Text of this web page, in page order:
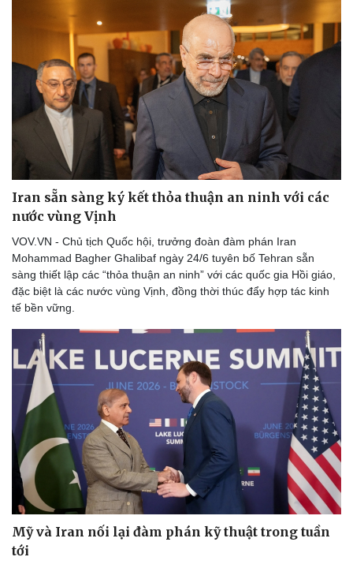
Bóng đá
Lịch thi đấu bóng đá
Thế giới thể thao
eSports
Hậu trường
Ô tô - Xe máy
Ô tô
Iran sẵn sàng ký kết thỏa thuận an ninh với các
nước vùng Vịnh
VOV.VN - Chủ tịch Quốc hội, trưởng đoàn đàm phán Iran
Mohammad Bagher Ghalibaf ngày 24/6 tuyên bố Tehran sẵn
sàng thiết lập các “thỏa thuận an ninh” với các quốc gia Hồi giáo,
đặc biệt là các nước vùng Vịnh, đồng thời thúc đẩy hợp tác kinh
tế bền vững.
Mỹ và Iran nối lại đàm phán kỹ thuật trong tuần
tới